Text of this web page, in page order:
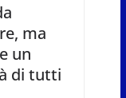
ma
un
di tutti